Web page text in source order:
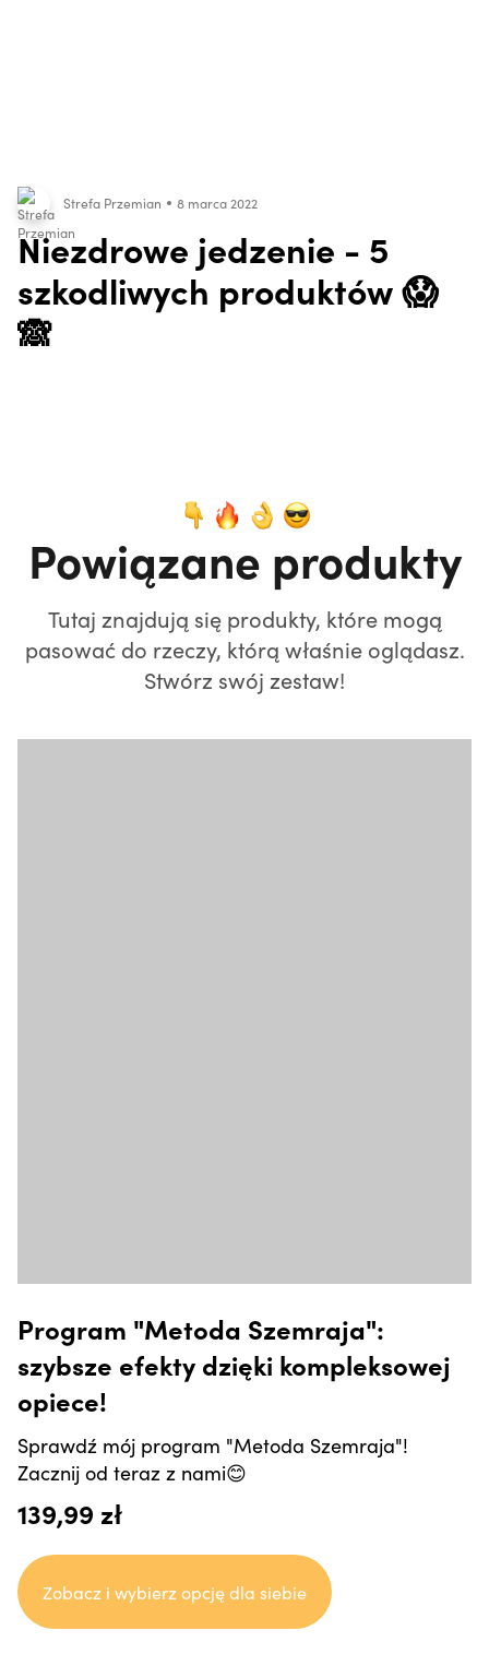
Strefa Przemian 8 marca 2022
Niezdrowe jedzenie - 5
szkodliwych produktów 😱
🙈
Powiązane produkty
Tutaj znajdują się produkty, które mogą
pasować do rzeczy, którą właśnie oglądasz.
Stwórz swój zestaw!
Program "Metoda Szemraja":
szybsze efekty dzięki kompleksowej
opiece!
Sprawdź mój program "Metoda Szemraja"!
Zacznij od teraz z nami😊
139,99 zł
Zobacz i wybierz opcję dla siebie